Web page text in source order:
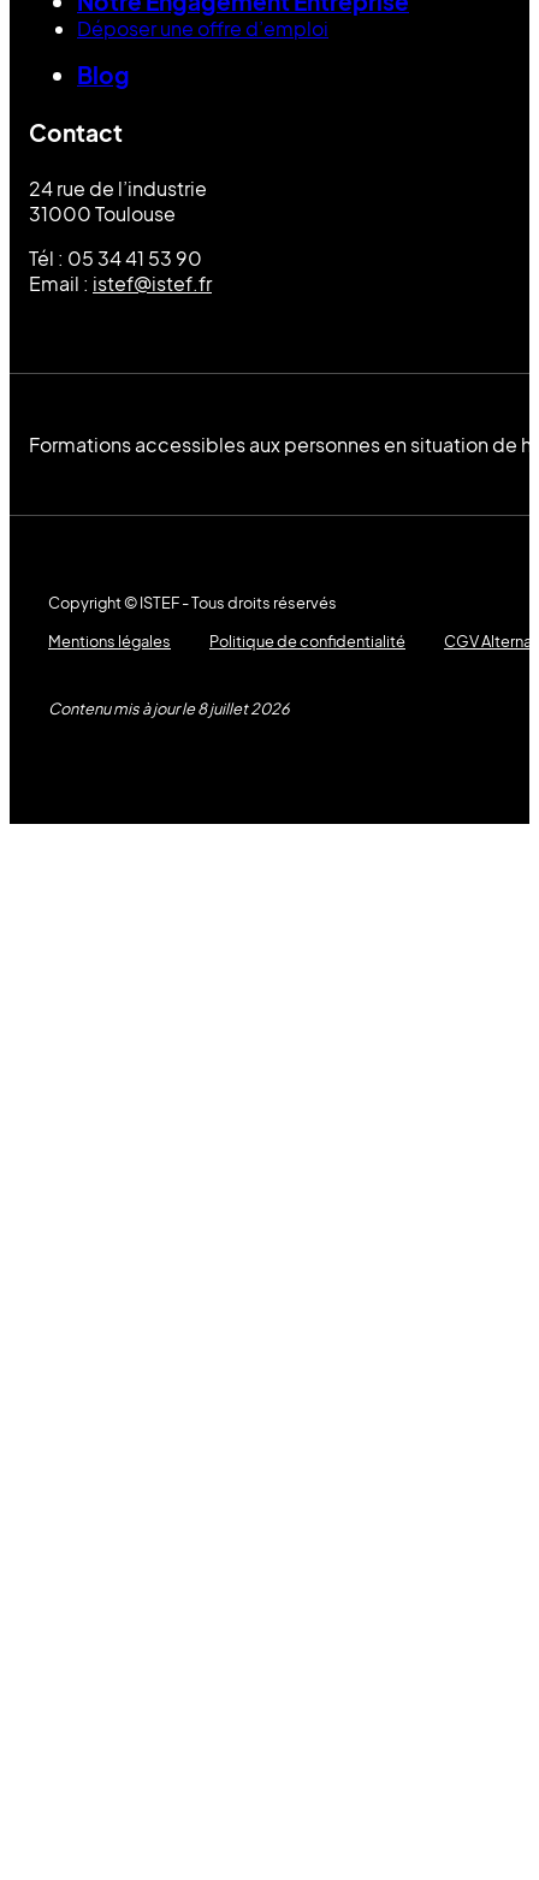
Déposer une offre d’emploi
Blog
Contact
24 rue de l’industrie
31000 Toulouse
Tél : 05 34 41 53 90
Email : istef@istef.fr
Formations accessibles aux personnes en situation de
Copyright © ISTEF - Tous droits réservés
Mentions légales
Politique de confidentialité CGV
Contenu mis à jour le 8 juillet 2026